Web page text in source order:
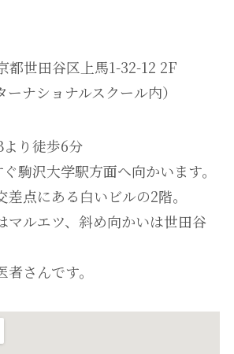
世田谷区上馬1-32-12 2F
ーナショナルスクール内）
り徒歩6分
駒沢大学駅方面へ向かいます。
点にある白いビルの2階。
マルエツ、斜め向かいは世田谷
さんです。